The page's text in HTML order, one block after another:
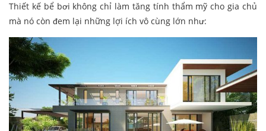
Thiết kế bể bơi không chỉ làm tăng tính thẩm mỹ cho gia chủ
mà nó còn đem lại những lợi ích vô cùng lớn như: